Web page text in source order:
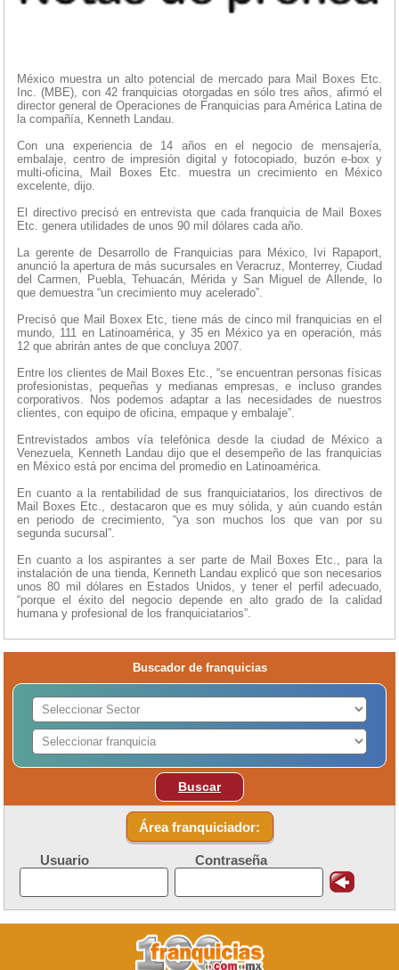
México muestra un alto potencial de mercado para Mail Boxes Etc.
Inc. (MBE), con 42 franquicias otorgadas en sólo tres años, afirmó el
director general de Operaciones de Franquicias para América Latina de
la compañía, Kenneth Landau.
Con una experiencia de 14 años en el negocio de mensajería,
embalaje, centro de impresión digital y fotocopiado, buzón e-box y
multi-oficina, Mail Boxes Etc. muestra un crecimiento en México
excelente, dijo.
El directivo precisó en entrevista que cada franquicia de Mail Boxes
Etc. genera utilidades de unos 90 mil dólares cada año.
La gerente de Desarrollo de Franquicias para México, Ivi Rapaport,
anunció la apertura de más sucursales en Veracruz, Monterrey, Ciudad
del Carmen, Puebla, Tehuacán, Mérida y San Miguel de Allende, lo
que demuestra “un crecimiento muy acelerado”.
Precisó que Mail Boxex Etc, tiene más de cinco mil franquicias en el
mundo, 111 en Latinoamérica, y 35 en México ya en operación, más
12 que abrirán antes de que concluya 2007.
Entre los clientes de Mail Boxes Etc., “se encuentran personas físicas
profesionistas, pequeñas y medianas empresas, e incluso grandes
corporativos. Nos podemos adaptar a las necesidades de nuestros
clientes, con equipo de oficina, empaque y embalaje”.
Entrevistados ambos vía telefónica desde la ciudad de México a
Venezuela, Kenneth Landau dijo que el desempeño de las franquicias
en México está por encima del promedio en Latinoamérica.
En cuanto a la rentabilidad de sus franquiciatarios, los directivos de
Mail Boxes Etc., destacaron que es muy sólida, y aún cuando están
en periodo de crecimiento, “ya son muchos los que van por su
segunda sucursal”.
En cuanto a los aspirantes a ser parte de Mail Boxes Etc., para la
instalación de una tienda, Kenneth Landau explicó que son necesarios
unos 80 mil dólares en Estados Unidos, y tener el perfil adecuado,
“porque el éxito del negocio depende en alto grado de la calidad
humana y profesional de los franquiciatarios”.
Buscador de franquicias
Buscar
Área franquiciador:
Usuario Contraseña